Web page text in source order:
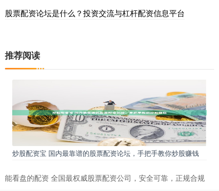
股票配资论坛是什么？投资交流与杠杆配资信息平台
推荐阅读
炒股配资宝 国内最靠谱的股票配资论坛，手把手教你炒股赚钱
能看盘的配资 全国最权威股票配资公司，安全可靠，正规合规